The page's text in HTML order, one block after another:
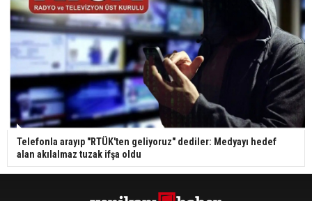
Telefonla arayıp "RTÜK'ten geliyoruz" dediler: Medyayı hedef
alan akılalmaz tuzak ifşa oldu